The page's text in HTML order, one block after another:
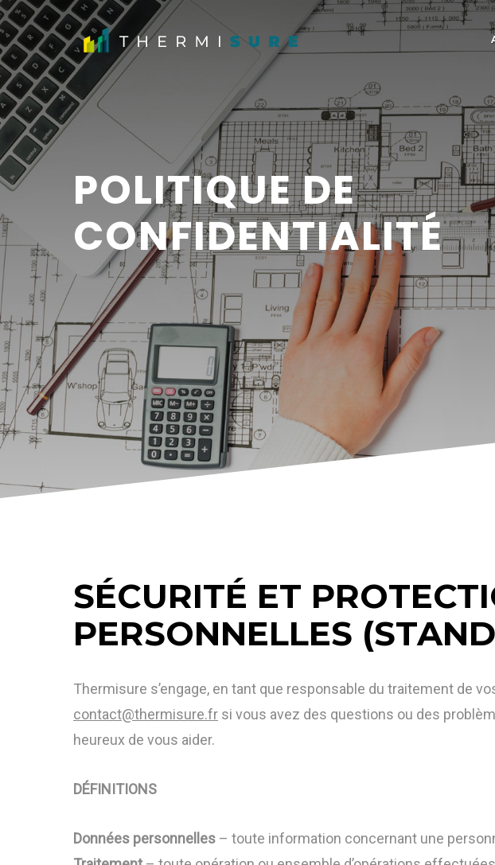
POLITIQUE DE
CONFIDENTIALITÉ
SÉCURITÉ ET
PERSONNELLES
Thermisure s’engage, en tant que responsable du traitement de
contact@thermisure.fr si vous avez des questions ou des
heureux de vous aider.
DÉFINITIONS
Données personnelles – toute information concernant une